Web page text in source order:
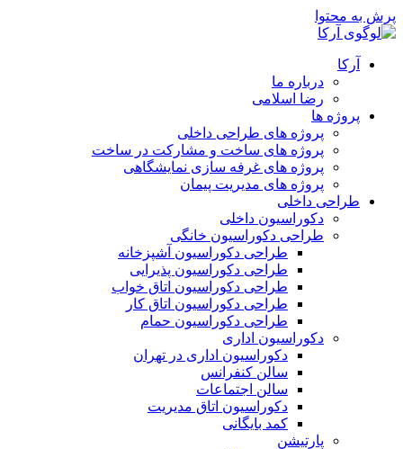
پرش به محتوا
آرکا
درباره ما
رضا اسلامی
پروژه ها
پروژه های طراحی داخلی
پروژه های ساخت و مشارکت در ساخت
پروژه های غرفه سازی نمایشگاهی
پروژه های مدیریت پیمان
طراحی داخلی
دکوراسیون داخلی
طراحی دکوراسیون خانگی
طراحی دکوراسیون آشپزخانه
طراحی دکوراسیون پذیرایی
طراحی دکوراسیون اتاق خواب
طراحی دکوراسیون اتاق کار
طراحی دکوراسیون حمام
دکوراسیون اداری
دکوراسیون اداری در تهران
سالن کنفرانس
سالن اجتماعات
دکوراسیون اتاق مدیریت
کمد بایگانی
پارتیشن